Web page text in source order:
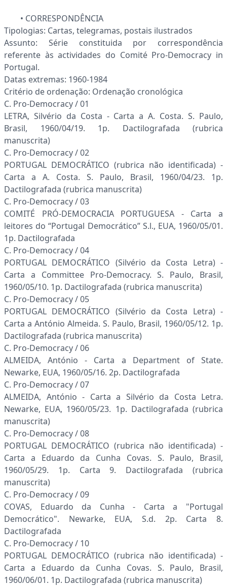
• CORRESPONDÊNCIA
Tipologias: Cartas, telegramas, postais ilustrados
Assunto: Série constituida por correspondência
referente às actividades do Comité Pro-Democracy in
Portugal.
Datas extremas: 1960-1984
Critério de ordenação: Ordenação cronológica
C. Pro-Democracy / 01
LETRA, Silvério da Costa - Carta a A. Costa. S. Paulo,
Brasil, 1960/04/19. 1p. Dactilografada (rubrica
manuscrita)
C. Pro-Democracy / 02
PORTUGAL DEMOCRÁTICO (rubrica não identificada) -
Carta a A. Costa. S. Paulo, Brasil, 1960/04/23. 1p.
Dactilografada (rubrica manuscrita)
C. Pro-Democracy / 03
COMITÉ PRÓ-DEMOCRACIA PORTUGUESA - Carta a
leitores do “Portugal Democrático” S.l., EUA, 1960/05/01.
1p. Dactilografada
C. Pro-Democracy / 04
PORTUGAL DEMOCRÁTICO (Silvério da Costa Letra) -
Carta a Committee Pro-Democracy. S. Paulo, Brasil,
1960/05/10. 1p. Dactilografada (rubrica manuscrita)
C. Pro-Democracy / 05
PORTUGAL DEMOCRÁTICO (Silvério da Costa Letra) -
Carta a António Almeida. S. Paulo, Brasil, 1960/05/12. 1p.
Dactilografada (rubrica manuscrita)
C. Pro-Democracy / 06
ALMEIDA, António - Carta a Department of State.
Newarke, EUA, 1960/05/16. 2p. Dactilografada
C. Pro-Democracy / 07
ALMEIDA, António - Carta a Silvério da Costa Letra.
Newarke, EUA, 1960/05/23. 1p. Dactilografada (rubrica
manuscrita)
C. Pro-Democracy / 08
PORTUGAL DEMOCRÁTICO (rubrica não identificada) -
Carta a Eduardo da Cunha Covas. S. Paulo, Brasil,
1960/05/29. 1p. Carta 9. Dactilografada (rubrica
manuscrita)
C. Pro-Democracy / 09
COVAS, Eduardo da Cunha - Carta a "Portugal
Democrático". Newarke, EUA, S.d. 2p. Carta 8.
Dactilografada
C. Pro-Democracy / 10
PORTUGAL DEMOCRÁTICO (rubrica não identificada) -
Carta a Eduardo da Cunha Covas. S. Paulo, Brasil,
1960/06/01. 1p. Dactilografada (rubrica manuscrita)